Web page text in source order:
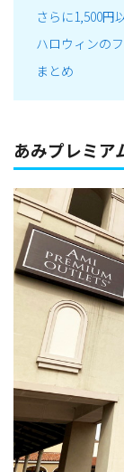
さらに1,500円
ハロウィンの
まとめ
あみプレミア